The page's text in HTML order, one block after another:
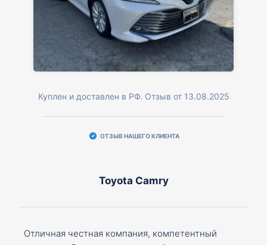
Куплен и доставлен в РФ. Отзыв от 13.08.2025
ОТЗЫВ НАШЕГО КЛИЕНТА
Toyota Camry
Отличная честная компания, компетентный